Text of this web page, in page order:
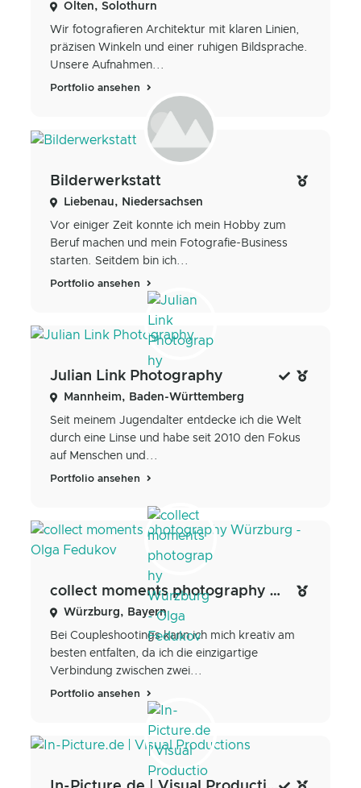
Olten, Solothurn
Wir fotografieren Architektur mit klaren Linien,
präzisen Winkeln und einer ruhigen Bildsprache.
Unsere Aufnahmen...
Portfolio ansehen
Bilderwerkstatt
Liebenau, Niedersachsen
Vor einiger Zeit konnte ich mein Hobby zum
Beruf machen und mein Fotografie-Business
starten. Seitdem bin ich...
Portfolio ansehen
Julian Link Photography
Mannheim, Baden-Württemberg
Seit meinem Jugendalter entdecke ich die Welt
durch eine Linse und habe seit 2010 den Fokus
auf Menschen und...
Portfolio ansehen
collect moments photography Würzburg - Olga Fedukov
Würzburg, Bayern
Bei Coupleshootings kann ich mich kreativ am
besten entfalten, da ich die einzigartige
Verbindung zwischen zwei...
Portfolio ansehen